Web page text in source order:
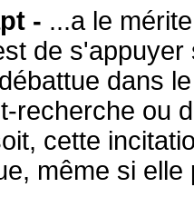
- ...a le
de
dans
recherche ou
cette
même si elle